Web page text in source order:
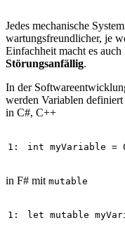
Jedes mechanische
wartungsfreundlicher, je
Einfachheit macht es
Störungsanfällig.
In der
werden Variablen definiert
in C#, C++
1: int myVariable =
in F# mit mutable
1: let mutable